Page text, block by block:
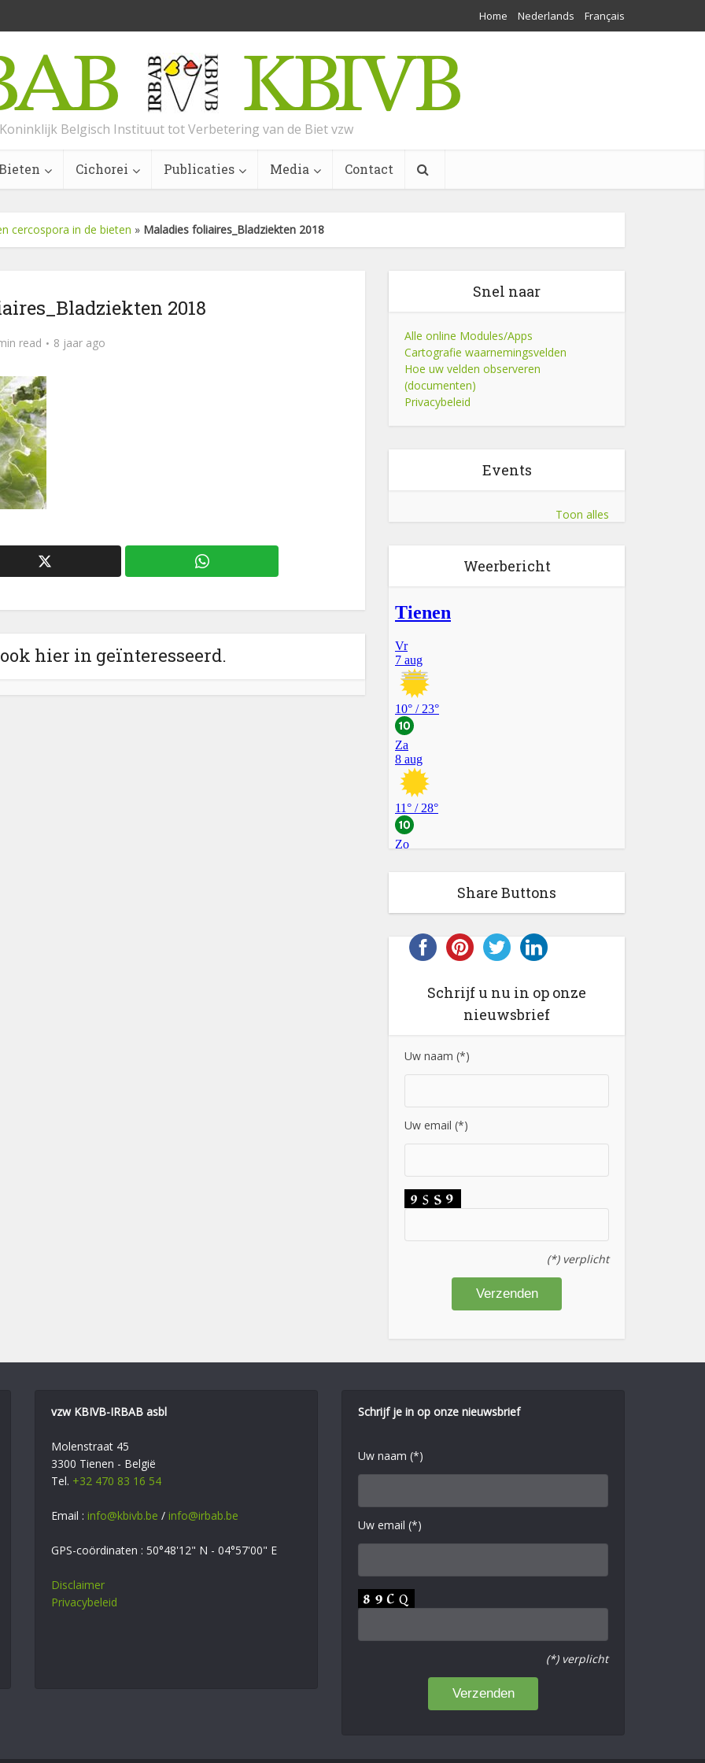
Home Nederlands Français
Koninklijk Belgisch Instituut tot Verbetering van de Biet vzw
Cichorei Publicaties Media Contact
cercospora in de bieten » Maladies foliaires_Bladziekten 2018
2018
read 8 jaar ago
hier in geïnteresseerd.
Snel naar
Alle online Modules/Apps
Cartografie waarnemingsvelden
Hoe uw velden observeren
(documenten)
Privacybeleid
Events
Toon alles
Weerbericht
Share Buttons
Schrijf u nu in op onze
nieuwsbrief
Uw naam (*)
Uw email (*)
(*) verplicht
vzw KBIVB-IRBAB asbl
Molenstraat 45
3300 Tienen - België
Tel. +32 470 83 16 54
Email : info@kbivb.be / info@irbab.be
GPS-coördinaten : 50°48'12" N - 04°57'00" E
Disclaimer
Privacybeleid
Schrijf je in op onze nieuwsbrief
Uw naam (*)
Uw email (*)
(*) verplicht